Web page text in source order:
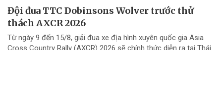
Đội đua TTC Dobinsons Wolver trước thử
thách AXCR 2026
Từ ngày 9 đến 15/8, giải đua xe địa hình xuyên quốc gia Asia
Cross Country Rally (AXCR) 2026 sẽ chính thức diễn ra tại Thái